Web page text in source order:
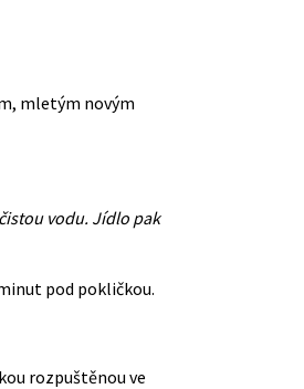
mletým novým
vodu. Jídlo pak
pod pokličkou.
rozpuštěnou ve